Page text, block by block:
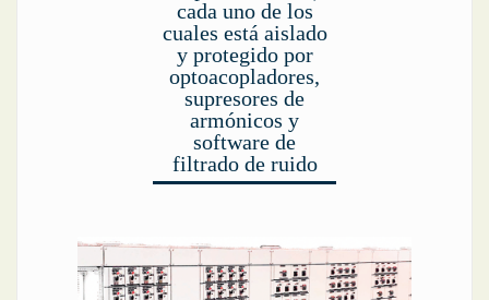
cada uno de los
cuales está aislado
y protegido por
optoacopladores,
supresores de
armónicos y
software de
filtrado de ruido